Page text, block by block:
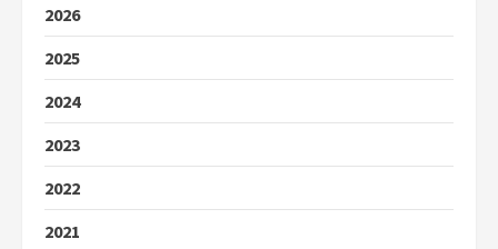
2026
2025
2024
2023
2022
2021